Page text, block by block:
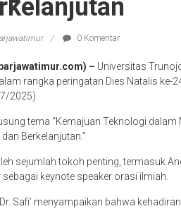
0 Komentar
– Universitas
rangka peringatan Dies Natalis ke-
2025).
tema “Kemajuan Teknologi
Berkelanjutan.”
sejumlah tokoh penting, termasuk
keynote speaker orasi ilmiah.
Safi’ menyampaikan bahwa